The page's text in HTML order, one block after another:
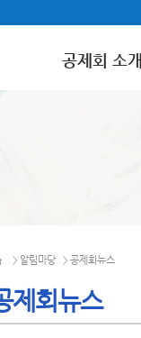
공제회 소개
> 알림마당 > 공제회뉴스
제회뉴스